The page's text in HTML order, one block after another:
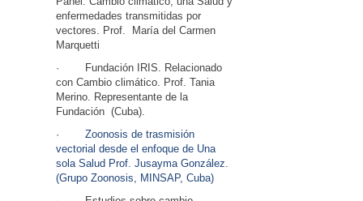
enfermedades transmitidas por
vectores. Prof. María del Carmen
Marquetti
· Fundación IRIS. Relacionado
con Cambio climático. Prof. Tania
Merino. Representante de la
Fundación (Cuba).
· Zoonosis de trasmisión
vectorial desde el enfoque de Una
sola Salud Prof. Jusayma González.
(Grupo Zoonosis, MINSAP, Cuba)